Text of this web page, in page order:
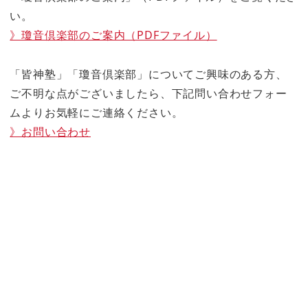
い。
》瓊音倶楽部のご案内（PDFファイル）
「皆神塾」「瓊音倶楽部」についてご興味のある方、
ご不明な点がございましたら、下記問い合わせフォー
ムよりお気軽にご連絡ください。
》お問い合わせ